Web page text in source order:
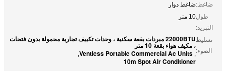
ضاغط:ضاغط دوار
طول
التبريد:
10 متر
تسليط
الضوء:
22000BTU مبردات بقعة سكنية ، وحدات تكييف تجارية محمولة بدون فتحات
، مكيف هواء بقعة 10 متر
,
Ventless Portable Commercial Ac Units
,
10m Spot Air Conditioner